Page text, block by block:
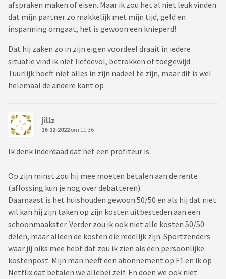
afspraken maken of eisen. Maar ik zou het al niet leuk vinden
dat mijn partner zo makkelijk met mijn tijd, geld en
inspanning omgaat, het is gewoon een knieperd!
Dat hij zaken zo in zijn eigen voordeel draait in iedere
situatie vind ik niet liefdevol, betrokken of toegewijd.
Tuurlijk hoeft niet alles in zijn nadeel te zijn, maar dit is wel
helemaal de andere kant op
Jillz
16-12-2022 om 11:36
Ik denk inderdaad dat het een profiteur is.
Op zijn minst zou hij mee moeten betalen aan de rente
(aflossing kun je nog over debatteren).
Daarnaast is het huishouden gewoon 50/50 en als hij dat niet
wil kan hij zijn taken op zijn kosten uitbesteden aan een
schoonmaakster. Verder zou ik ook niet alle kosten 50/50
delen, maar alleen de kosten die redelijk zijn. Sportzenders
waar jij niks mee hebt dat zou ik zien als een persoonlijke
kostenpost. Mijn man heeft een abonnement op F1 en ik op
Netflix dat betalen we allebei zelf. En doen we ook niet